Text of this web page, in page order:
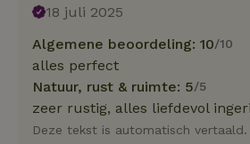
18 juli 2025
Algemene beoordeling: 10/10
alles perfect
Natuur, rust & ruimte: 5/5
zeer rustig, alles liefdevol
Deze tekst is automatisch vertaald.